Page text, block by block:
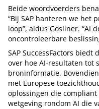
Beide woordvoerders
“Bij SAP hanteren we het
loop”, aldus Gosliner. “AI
oncontroleerbare
SAP SuccessFactors
over hoe AI-resultaten tot
broninformatie.
met Europese
oplossingen die compliant
wetgeving rondom AI die